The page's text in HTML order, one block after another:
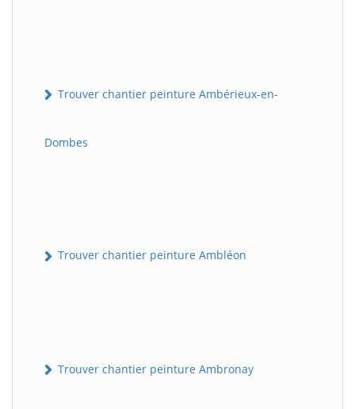
Trouver chantier peinture Ambérieux-en-
Dombes
Trouver chantier peinture Ambléon
Trouver chantier peinture Ambronay